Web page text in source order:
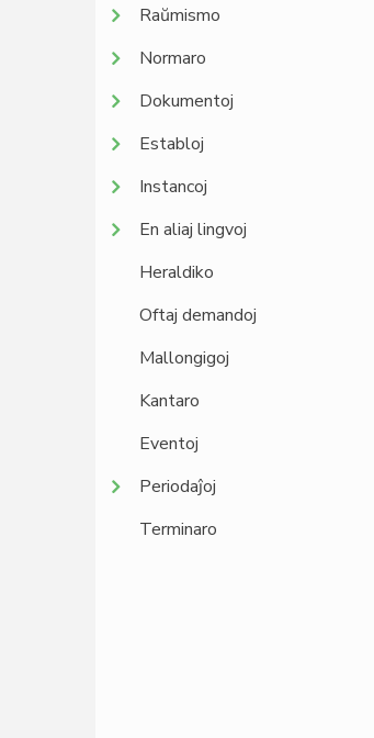
Raŭmismo
Normaro
Dokumentoj
Establoj
Instancoj
En aliaj lingvoj
Heraldiko
Oftaj demandoj
Mallongigoj
Kantaro
Eventoj
Periodaĵoj
Terminaro